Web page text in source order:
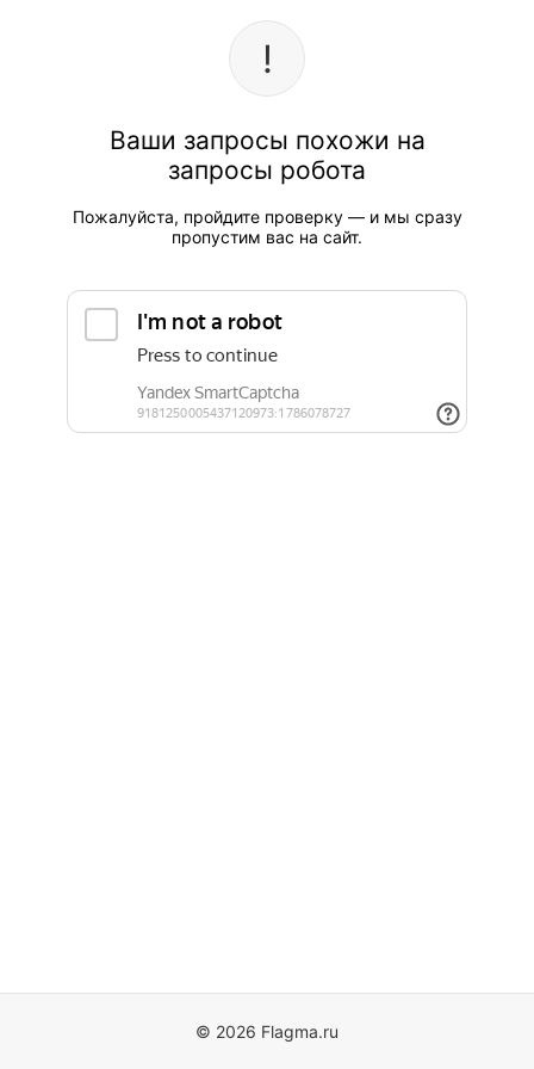
Ваши запросы похожи на
запросы робота
Пожалуйста, пройдите проверку — и мы сразу
пропустим вас на сайт.
© 2026 Flagma.ru